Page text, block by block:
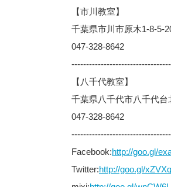
【市川教室】
千葉県市川市原木1-8-5-
047-328-8642
【八千代教室】
千葉県八千代市八千代台
047-328-8642
Facebook:http://goo.gl/
Twitter:http://goo.gl/